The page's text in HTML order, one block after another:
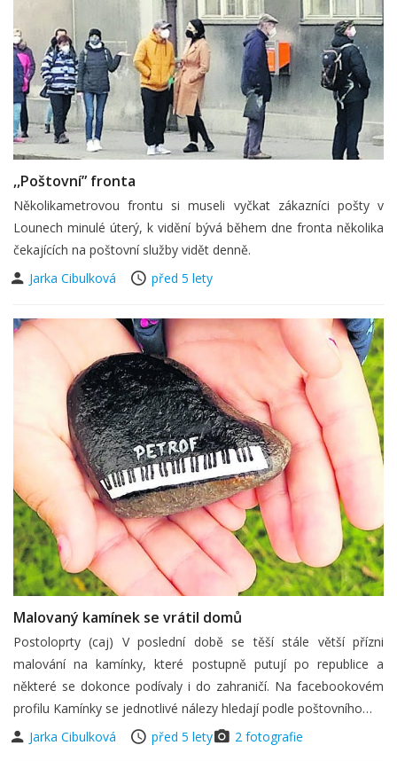
,,Poštovní” fronta
Několikametrovou frontu si museli vyčkat zákazníci pošty v
Lounech minulé úterý, k vidění bývá během dne fronta několika
čekajících na poštovní služby vidět denně.
Jarka Cibulková
před 5 lety
Malovaný kamínek se vrátil domů
Postoloprty (caj) V poslední době se těší stále větší přízni
malování na kamínky, které postupně putují po republice a
některé se dokonce podívaly i do zahraničí. Na facebookovém
profilu Kamínky se jednotlivé nálezy hledají podle poštovního…
Jarka Cibulková
před 5 lety 2 fotografie